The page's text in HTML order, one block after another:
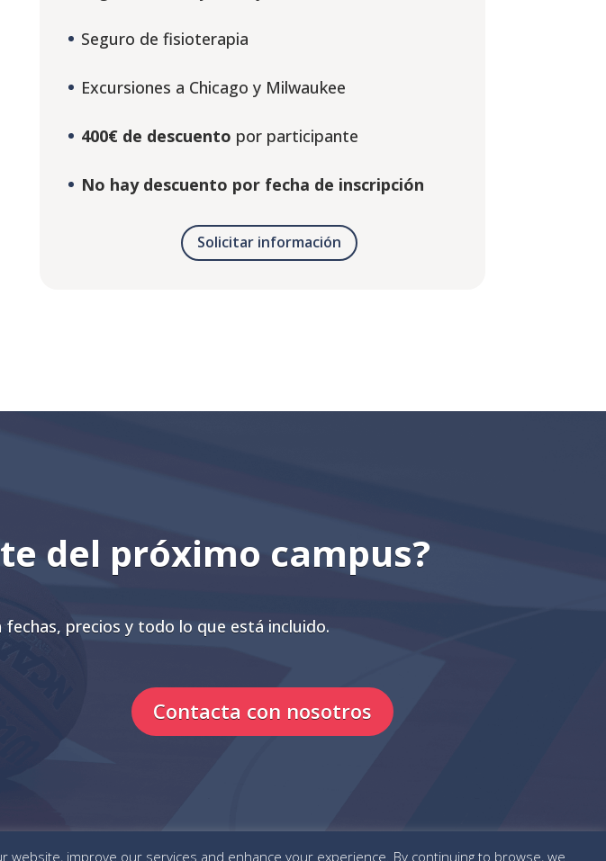
Seguro de fisioterapia
Excursiones a Chicago y Milwaukee
400€ de descuento por participante
No hay descuento por fecha de inscripción
Solicitar información
del próximo campus?
fechas, precios y todo lo que está incluido.
Contacta con nosotros
improve our services and enhance your experience. By continuing to browse, we